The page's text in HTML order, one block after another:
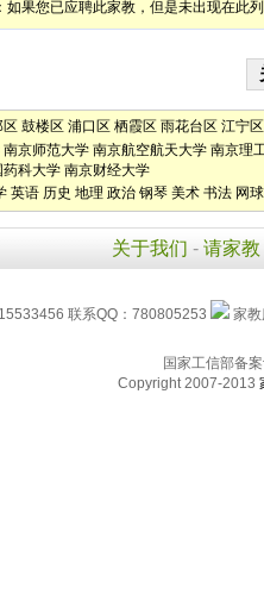
如果您已应聘此家教，但是未出现在此
区 鼓楼区 浦口区 栖霞区 雨花台区 江宁区
南京师范大学 南京航空航天大学 南京理
药科大学 南京财经大学
英语 历史 地理 政治 钢琴 美术 书法 网球
关于我们 - 请家教
联系QQ：780805253 家
国家工信部备
Copyright 2007-2013